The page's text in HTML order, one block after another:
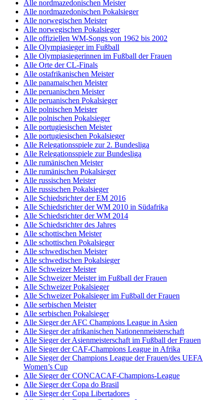
Alle nordmazedonischen Meister
Alle nordmazedonischen Pokalsieger
Alle norwegischen Meister
Alle norwegischen Pokalsieger
Alle offiziellen WM-Songs von 1962 bis 2002
Alle Olympiasieger im Fußball
Alle Olympiasiegerinnen im Fußball der Frauen
Alle Orte der CL-Finals
Alle ostafrikanischen Meister
Alle panamaischen Meister
Alle peruanischen Meister
Alle peruanischen Pokalsieger
Alle polnischen Meister
Alle polnischen Pokalsieger
Alle portugiesischen Meister
Alle portugiesischen Pokalsieger
Alle Relegationsspiele zur 2. Bundesliga
Alle Relegationsspiele zur Bundesliga
Alle rumänischen Meister
Alle rumänischen Pokalsieger
Alle russischen Meister
Alle russischen Pokalsieger
Alle Schiedsrichter der EM 2016
Alle Schiedsrichter der WM 2010 in Südafrika
Alle Schiedsrichter der WM 2014
Alle Schiedsrichter des Jahres
Alle schottischen Meister
Alle schottischen Pokalsieger
Alle schwedischen Meister
Alle schwedischen Pokalsieger
Alle Schweizer Meister
Alle Schweizer Meister im Fußball der Frauen
Alle Schweizer Pokalsieger
Alle Schweizer Pokalsieger im Fußball der Frauen
Alle serbischen Meister
Alle serbischen Pokalsieger
Alle Sieger der AFC Champions League in Asien
Alle Sieger der afrikanischen Nationenmeisterschaft
Alle Sieger der Asienmeisterschaft im Fußball der Frauen
Alle Sieger der CAF-Champions League in Afrika
Alle Sieger der Champions League der Frauen/des UEFA
Women’s Cup
Alle Sieger der CONCACAF-Champions-League
Alle Sieger der Copa do Brasil
Alle Sieger der Copa Libertadores